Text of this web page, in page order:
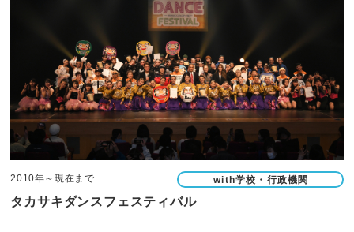
2010年～現在まで with学校・行政機関
タカサキダンスフェスティバル